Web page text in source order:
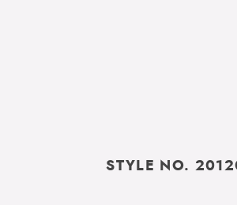
STYLE NO.